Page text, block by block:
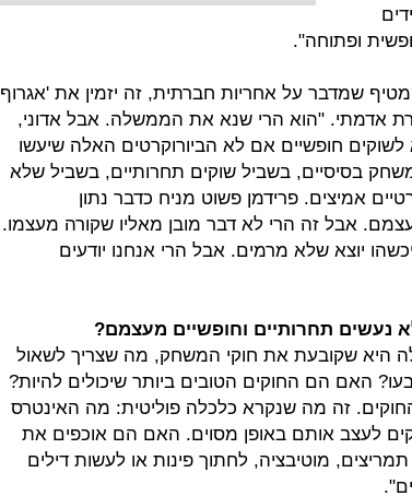
ופתוחה".
שמדבר על אחריות חברתית, זה יזמין את 'אגרוף
אדמתי. "הוא הרי שנא את הממשלה. אבל אדוני,
חופשיים אם לא הביורוקרטים האלה שיעשו
בסיסיים, בשביל שוקים תחרותיים, בשביל שלא
אמיצים. פרידמן פשוט מניח כדבר נתון
אבל זה הרי לא דבר מובן מאליו שקורה מעצמו.
יוצא שלא מרמים. אבל הרי אנחנו יודעים
נעשים תחרותיים וחופשיים מעצמם?
היא שקובעת את חוקי המשחק, מה שצריך לשאול
האם הם החוקים הטובים ביותר שיכולים להיות?
זה מה שנקרא כלכלה פוליטית: מה האינטרס
לעצב אותם באופן מסוים. האם הם אוכפים את
מוטיבציה, לחתוך פינות או לעשות דילים